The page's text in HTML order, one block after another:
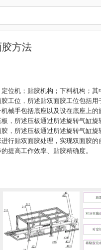
方法
位机；贴胶机构；下料机构；其
工位，所述贴双面胶工位包括用
械手包括底座以及设在底座上的
，所述压板通过所述旋转气缸旋
，所述压板通过所述旋转气缸旋
行贴双面胶处理，实现双面胶的
提高工作效率、贴胶精确度。